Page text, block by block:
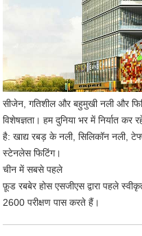
सीजेन, गतिशील और बहुमुखी नली और
विशेषज्ञता। हम दुनिया भर में निर्यात कर
है: खाद्य रबड़ के नली, सिलिकॉन नली,
स्टेनलेस फिटिंग।
चीन में सबसे पहले
फ़ूड रबबेर होस एसजीएस द्वारा पहले
2600 परीक्षण पास करते हैं।